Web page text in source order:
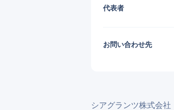
代表者
お問い合わせ先
シアグランツ株式会社